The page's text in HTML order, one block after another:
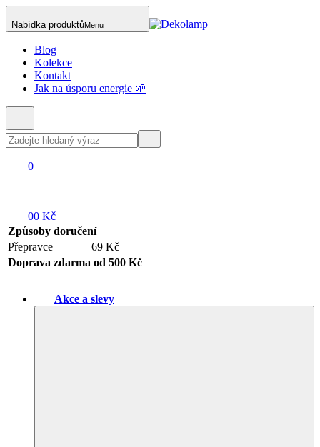
Nabídka produktůMenu
Blog
Kolekce
Kontakt
Jak na úsporu energie 🌱
0
00 Kč
Způsoby doručení
Přepravce
69 Kč
Doprava zdarma od 500 Kč
Akce a slevy